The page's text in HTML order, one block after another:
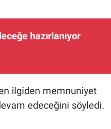
hazırlanıyor
ilgiden memnuniyet
edeceğini söyledi.